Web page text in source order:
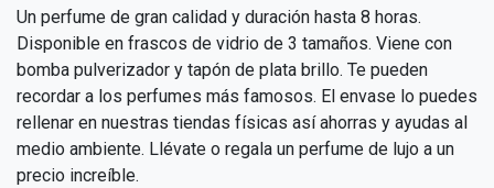
Un perfume de gran calidad y duración hasta 8 horas.
Disponible en frascos de vidrio de 3 tamaños. Viene con
bomba pulverizador y tapón de plata brillo. Te pueden
recordar a los perfumes más famosos. El envase lo puedes
rellenar en nuestras tiendas físicas así ahorras y ayudas al
medio ambiente. Llévate o regala un perfume de lujo a un
precio increíble.